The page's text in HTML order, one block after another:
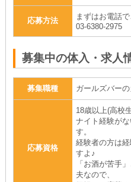
応募方法
まずはお電話で
03-6380-2975
募集中の体入・求人
募集職種 ガールズバー
応募資格
18歳以上(高校
ナイト経験が
す。
経験者の方は
すよ♪
「お酒が苦手
夫なので、